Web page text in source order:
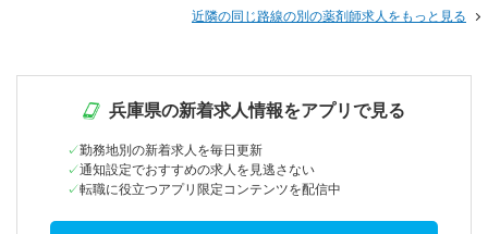
近隣の同じ路線の別の薬剤師求人をもっと見る
兵庫県の新着求人情報をアプリで見る
勤務地別の新着求人を毎日更新
通知設定でおすすめの求人を見逃さない
転職に役立つアプリ限定コンテンツを配信中